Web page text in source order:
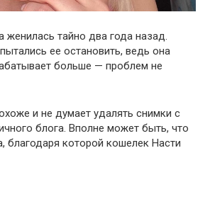
женилась тайно два года назад.
ее остановить, ведь она
больше — проблем не
и не думает удалять снимки с
блога. Вполне может быть, что
благодаря которой кошелек Насти